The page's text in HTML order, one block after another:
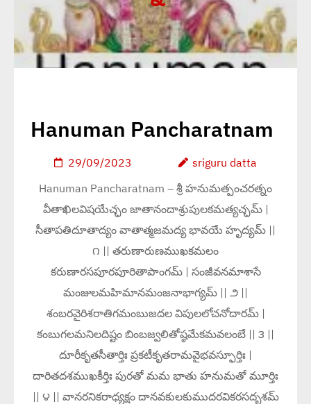
Hanuman Pancharatnam
29/09/2023
sriguru datta
Hanuman Pancharatnam – శ్రీ హనుమత్పంచరత్నం
వీతాఖిలవిషయేచ్ఛం జాతానందాశ్రుపులకమత్యచ్ఛమ్ |
సీతాపతిదూతాద్యం వాతాత్మజమద్య భావయే హృద్యమ్ ||
౧ || తరుణారుణముఖకమలం
కరుణారసపూరపూరితాపాంగమ్ | సంజీవనమాశాసే
మంజులమహిమానమంజనాభాగ్యమ్ || ౨ ||
శంబరవైరిశరాతిగమంబుజదల విపులలోచనోదారమ్ |
కంబుగలమనిలదిష్టం బింబజ్వలితోష్ఠమేకమవలంబే || ౩ ||
దూరీకృతసీతార్తిః ప్రకటీకృతరామవైభవస్ఫూర్తిః |
దారితదశముఖకీర్తిః పురతో మమ భాతు హనుమతో మూర్తిః
|| ౪ || వానరనికరాధ్యక్షం దానవకులకుముదరవికరసదృశమ్